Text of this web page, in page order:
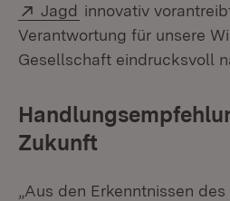
Extern:
Jagd (Öffnet in neuem
innovativ
Verantwortung für unsere
Gesellschaft eindrucksvoll
Zukunft
„Aus den Erkenntnissen